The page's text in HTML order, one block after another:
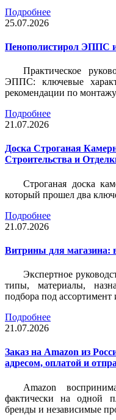
Подробнее
25.07.2026
Пенополистирол ЭППС
Практическое
ЭППС: ключевые
рекомендации по
Подробнее
21.07.2026
Доска Строганая
Строительства и
Строганая доска
который прошел два
Подробнее
21.07.2026
Витрины для магазина:
Экспертное
типы, материалы,
подбора под ассортимент
Подробнее
21.07.2026
Заказ на Amazon из
адресом, оплатой и
Amazon
фактически на одной
бренды и независимые